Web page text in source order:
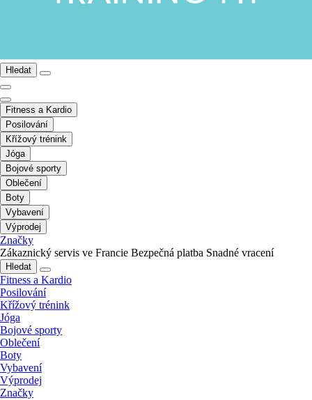
Hledat
Fitness a Kardio
Posilování
Křížový trénink
Jóga
Bojové sporty
Oblečení
Boty
Vybavení
Výprodej
Značky
Zákaznický servis ve Francie Bezpečná platba Snadné vracení
Hledat
Fitness a Kardio
Posilování
Křížový trénink
Jóga
Bojové sporty
Oblečení
Boty
Vybavení
Výprodej
Značky